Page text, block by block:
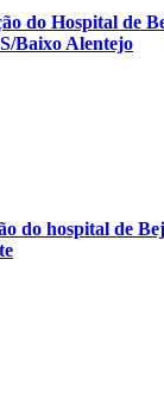
do Hospital de
Baixo Alentejo
do hospital de